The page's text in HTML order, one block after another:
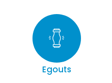
Egouts